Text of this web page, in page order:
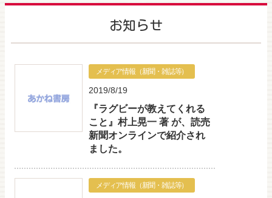
お知らせ
メディア情報（新聞・雑誌等）
2019/8/19
『ラグビーが教えてくれる
こと』村上晃一 著 が、読売
新聞オンラインで紹介され
ました。
メディア情報（新聞・雑誌等）